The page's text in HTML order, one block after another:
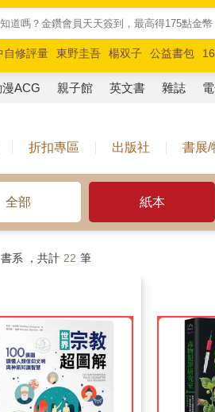
自修評量 東野圭吾 楊双子 公益書包
花綻放
奧德賽 路邊攤新作 馬斯克 玩
漫ACG 親子館 英文書 雜誌
折扣專區 出版社 書展/
全部 紙本
書系 ，共計 22 筆